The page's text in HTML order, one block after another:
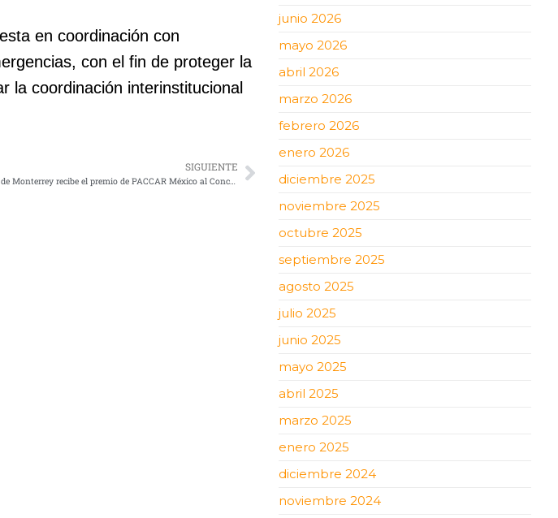
en coordinación con
con el fin de proteger la
la coordinación interinstitucional
SIGUIENTE
junio 2026
mayo 2026
abril 2026
marzo 2026
febrero 2026
enero 2026
diciembre 2025
noviembre 2025
octubre 2025
septiembre 2025
agosto 2025
julio 2025
junio 2025
mayo 2025
abril 2025
marzo 2025
enero 2025
diciembre 2024
noviembre 2024